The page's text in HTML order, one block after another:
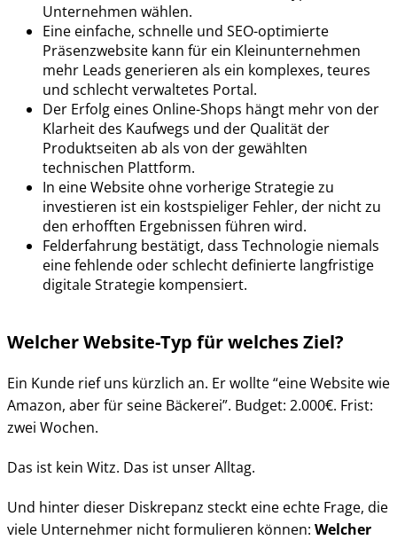
Unternehmen wählen.
Eine einfache, schnelle und SEO-optimierte
Präsenzwebsite kann für ein Kleinunternehmen
mehr Leads generieren als ein komplexes, teures
und schlecht verwaltetes Portal.
Der Erfolg eines Online-Shops hängt mehr von der
Klarheit des Kaufwegs und der Qualität der
Produktseiten ab als von der gewählten
technischen Plattform.
In eine Website ohne vorherige Strategie zu
investieren ist ein kostspieliger Fehler, der nicht zu
den erhofften Ergebnissen führen wird.
Felderfahrung bestätigt, dass Technologie niemals
eine fehlende oder schlecht definierte langfristige
digitale Strategie kompensiert.
Welcher Website-Typ für welches Ziel?
Ein Kunde rief uns kürzlich an. Er wollte “eine Website wie
Amazon, aber für seine Bäckerei”. Budget: 2.000€. Frist:
zwei Wochen.
Das ist kein Witz. Das ist unser Alltag.
Und hinter dieser Diskrepanz steckt eine echte Frage, die
viele Unternehmer nicht formulieren können: Welcher